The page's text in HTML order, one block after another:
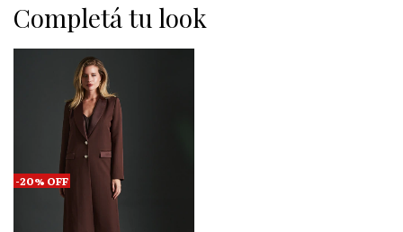
Completá tu look
-20% OFF